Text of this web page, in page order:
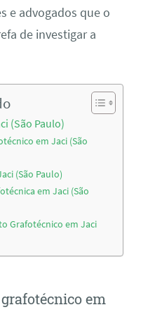
e advogados que o
de investigar a
(São Paulo)
em Jaci (São
(São Paulo)
em Jaci (São
Grafotécnico em Jaci
em